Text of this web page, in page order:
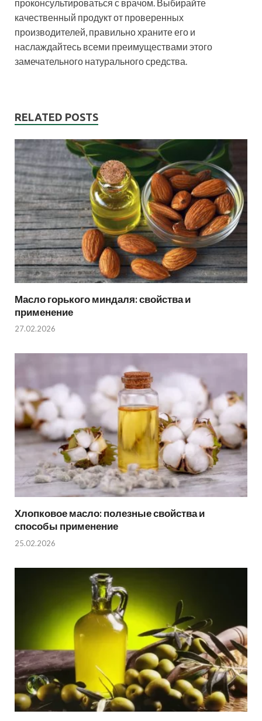
проконсультироваться с врачом. Выбирайте
качественный продукт от проверенных
производителей, правильно храните его и
наслаждайтесь всеми преимуществами этого
замечательного натурального средства.
RELATED POSTS
Масло горького миндаля: свойства и
применение
27.02.2026
Хлопковое масло: полезные свойства и
способы применение
25.02.2026